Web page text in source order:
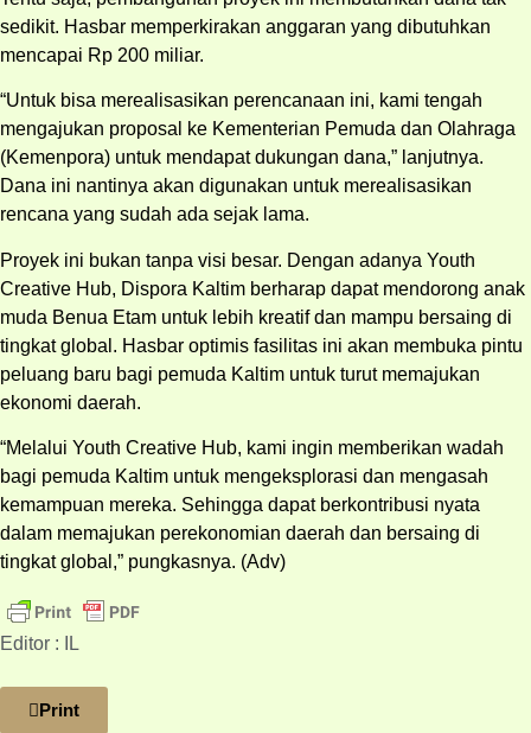
sedikit. Hasbar memperkirakan anggaran yang dibutuhkan
mencapai Rp 200 miliar.
“Untuk bisa merealisasikan perencanaan ini, kami tengah
mengajukan proposal ke Kementerian Pemuda dan Olahraga
(Kemenpora) untuk mendapat dukungan dana,” lanjutnya.
Dana ini nantinya akan digunakan untuk merealisasikan
rencana yang sudah ada sejak lama.
Proyek ini bukan tanpa visi besar. Dengan adanya Youth
Creative Hub, Dispora Kaltim berharap dapat mendorong anak
muda Benua Etam untuk lebih kreatif dan mampu bersaing di
tingkat global. Hasbar optimis fasilitas ini akan membuka pintu
peluang baru bagi pemuda Kaltim untuk turut memajukan
ekonomi daerah.
“Melalui Youth Creative Hub, kami ingin memberikan wadah
bagi pemuda Kaltim untuk mengeksplorasi dan mengasah
kemampuan mereka. Sehingga dapat berkontribusi nyata
dalam memajukan perekonomian daerah dan bersaing di
tingkat global,” pungkasnya. (Adv)
Editor : IL
Print